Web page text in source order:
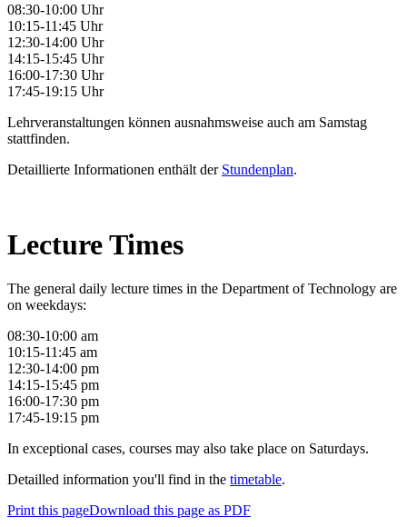
08:30-10:00 Uhr
10:15-11:45 Uhr
12:30-14:00 Uhr
14:15-15:45 Uhr
16:00-17:30 Uhr
17:45-19:15 Uhr
Lehrveranstaltungen können ausnahmsweise auch am Samstag
stattfinden.
Detaillierte Informationen enthält der Stundenplan.
Lecture Times
The general daily lecture times in the Department of Technology are
on weekdays:
08:30-10:00 am
10:15-11:45 am
12:30-14:00 pm
14:15-15:45 pm
16:00-17:30 pm
17:45-19:15 pm
In exceptional cases, courses may also take place on Saturdays.
Detailled information you'll find in the timetable.
Print this pageDownload this page as PDF